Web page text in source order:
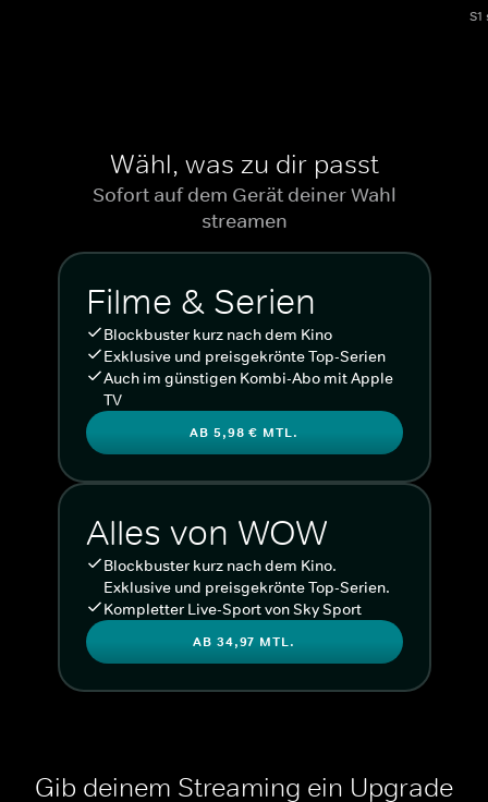
Wähl, was zu dir passt
Sofort auf dem Gerät deiner Wahl
streamen
Filme & Serien
Blockbuster kurz nach dem Kino
Exklusive und preisgekrönte Top-Serien
Auch im günstigen Kombi-Abo mit Apple
TV
AB 5,98 € MTL.
Alles von WOW
Blockbuster kurz nach dem Kino.
Exklusive und preisgekrönte Top-Serien.
Kompletter Live-Sport von Sky Sport
AB 34,97 MTL.
Gib deinem Streaming ein Upgrade